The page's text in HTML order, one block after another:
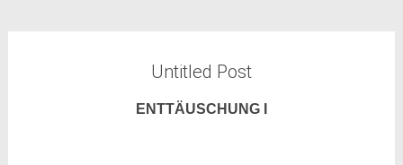
Untitled Post
ENTTÄUSCHUNG I